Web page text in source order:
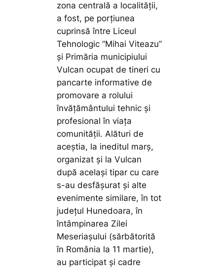
zona centrală a localității,
a fost, pe porțiunea
cuprinsă între Liceul
Tehnologic ”Mihai Viteazu”
și Primăria municipiului
Vulcan ocupat de tineri cu
pancarte informative de
promovare a rolului
învățământului tehnic și
profesional în viața
comunității. Alături de
aceștia, la ineditul marș,
organizat și la Vulcan
după același tipar cu care
s-au desfășurat și alte
evenimente similare, în tot
județul Hunedoara, în
întâmpinarea Zilei
Meseriașului (sărbătorită
în România la 11 martie),
au participat și cadre